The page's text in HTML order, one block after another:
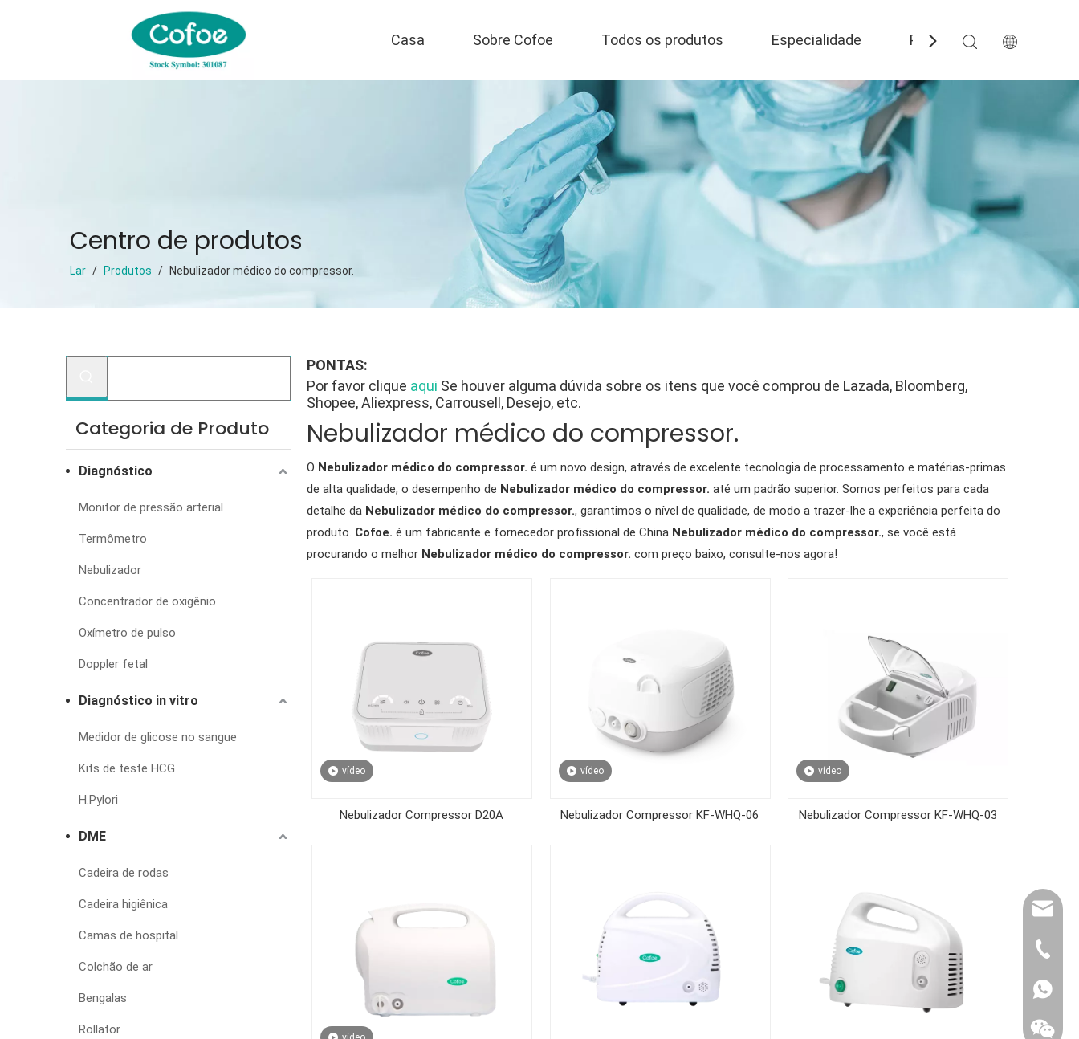
Casa Sobre Cofoe Todos os produtos Especialidade Perguntas frequentes
Centro de produtos
Lar / Produtos / Nebulizador médico do compressor.
Categoria de Produto
Diagnóstico
Monitor de pressão arterial
Termômetro
Nebulizador
Concentrador de oxigênio
Oxímetro de pulso
Doppler fetal
Diagnóstico in vitro
Medidor de glicose no sangue
Kits de teste HCG
H.Pylori
DME
Cadeira de rodas
Cadeira higiênica
Camas de hospital
Colchão de ar
Bengalas
Rollator
PONTAS:
Por favor clique aqui Se houver alguma dúvida sobre os itens que você comprou de Lazada, Bloomberg,
Shopee, Aliexpress, Carrousell, Desejo, etc.
Nebulizador médico do compressor.
O Nebulizador médico do compressor. é um novo design, através de excelente tecnologia de processamento e matérias-primas
de alta qualidade, o desempenho de Nebulizador médico do compressor. até um padrão superior. Somos perfeitos para cada
detalhe da Nebulizador médico do compressor., garantimos o nível de qualidade, de modo a trazer-lhe a experiência perfeita do
produto. Cofoe. é um fabricante e fornecedor profissional de China Nebulizador médico do compressor., se você está
procurando o melhor Nebulizador médico do compressor. com preço baixo, consulte-nos agora!
vídeo
Nebulizador Compressor D20A
vídeo
Nebulizador Compressor KF-WHQ-06
vídeo
Nebulizador Compressor KF-WHQ-03
(86)
86-